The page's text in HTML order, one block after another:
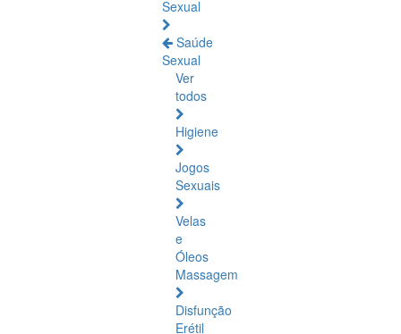
Sexual
Saúde
Sexual
Ver
todos
Higiene
Jogos
Sexuais
Velas
e
Óleos
Massagem
Disfunção
Erétil